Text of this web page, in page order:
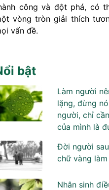
công và đột phá, có
vòng tròn giải thích
vấn đề.
bật
Làm người
lặng, đừng
người, chỉ
của mình là
Đời người
chữ vàng
Nhân sinh